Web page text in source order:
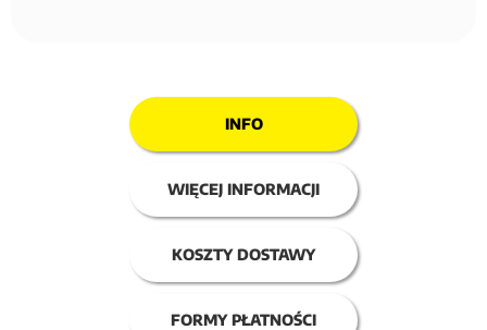
INFO
WIĘCEJ INFORMACJI
KOSZTY DOSTAWY
FORMY PŁATNOŚCI